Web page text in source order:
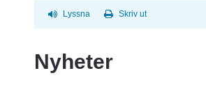
Lyssna Skriv ut
Nyheter